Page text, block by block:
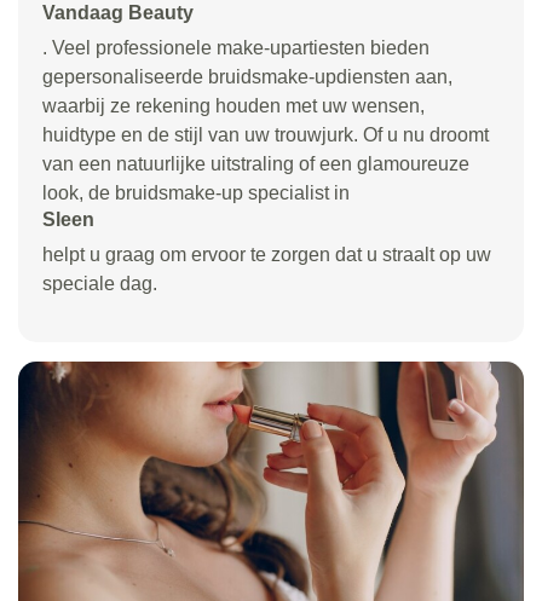
Vandaag Beauty
. Veel professionele make-upartiesten bieden
gepersonaliseerde bruidsmake-updiensten aan,
waarbij ze rekening houden met uw wensen,
huidtype en de stijl van uw trouwjurk. Of u nu droomt
van een natuurlijke uitstraling of een glamoureuze
look, de bruidsmake-up specialist in
Sleen
helpt u graag om ervoor te zorgen dat u straalt op uw
speciale dag.